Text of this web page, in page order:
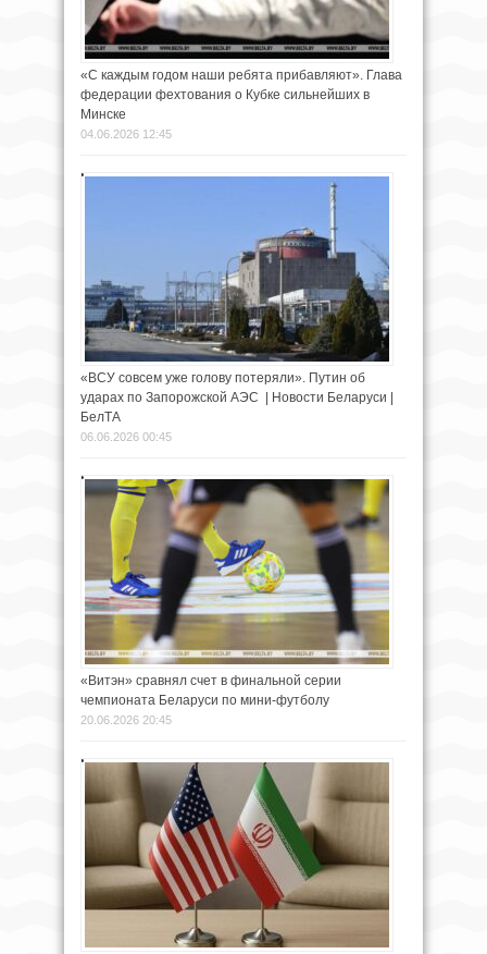
«С каждым годом наши ребята прибавляют». Глава
федерации фехтования о Кубке сильнейших в
Минске
04.06.2026 12:45
«ВСУ совсем уже голову потеряли». Путин об
ударах по Запорожской АЭС | Новости Беларуси |
БелТА
06.06.2026 00:45
«Витэн» сравнял счет в финальной серии
чемпионата Беларуси по мини-футболу
20.06.2026 20:45